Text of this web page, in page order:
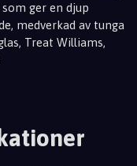
ger en djup
medverkad av tunga
Treat Williams,